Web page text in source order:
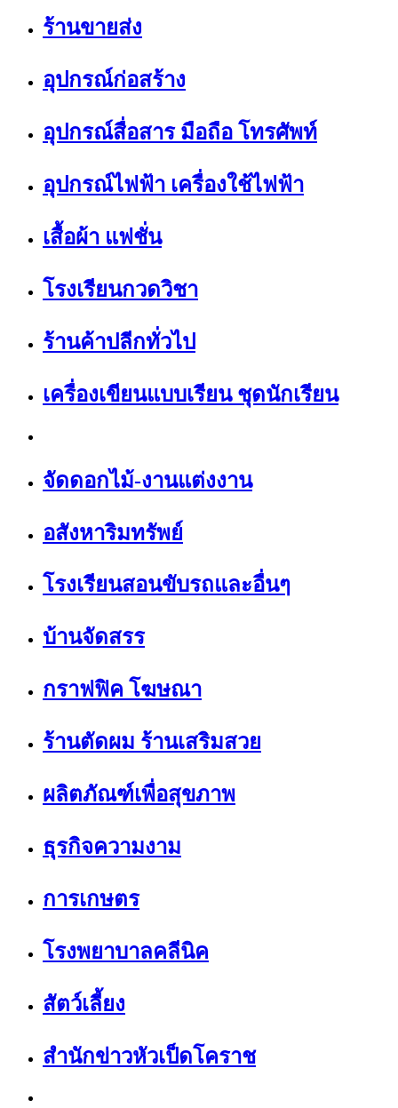
ร้านขายส่ง
อุปกรณ์ก่อสร้าง
อุปกรณ์สื่อสาร มือถือ โทรศัพท์
อุปกรณ์ไฟฟ้า เครื่องใช้ไฟฟ้า
เสื้อผ้า แฟชั่น
โรงเรียนกวดวิชา
ร้านค้าปลีกทั่วไป
เครื่องเขียนแบบเรียน ชุดนักเรียน
จัดดอกไม้-งานแต่งงาน
อสังหาริมทรัพย์
โรงเรียนสอนขับรถและอื่นๆ
บ้านจัดสรร
กราฟฟิค โฆษณา
ร้านตัดผม ร้านเสริมสวย
ผลิตภัณฑ์เพื่อสุขภาพ
ธุรกิจความงาม
การเกษตร
โรงพยาบาลคลีนิค
สัตว์เลี้ยง
สำนักข่าวหัวเป็ดโคราช